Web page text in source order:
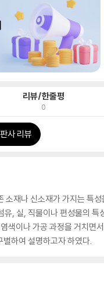
리뷰/한줄평
0
사 리뷰
소재나 신소재가 가지는
, 실, 직물이나 편성물의
색이나 가공 과정을 거치
하여 설명하고자 하였다.